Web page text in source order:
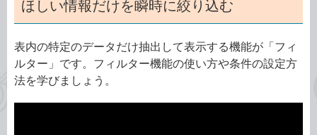
ほしい情報だけを瞬時に絞り込む
表内の特定のデータだけ抽出して表示する機能が「フィ
ルター」です。フィルター機能の使い方や条件の設定方
法を学びましょう。